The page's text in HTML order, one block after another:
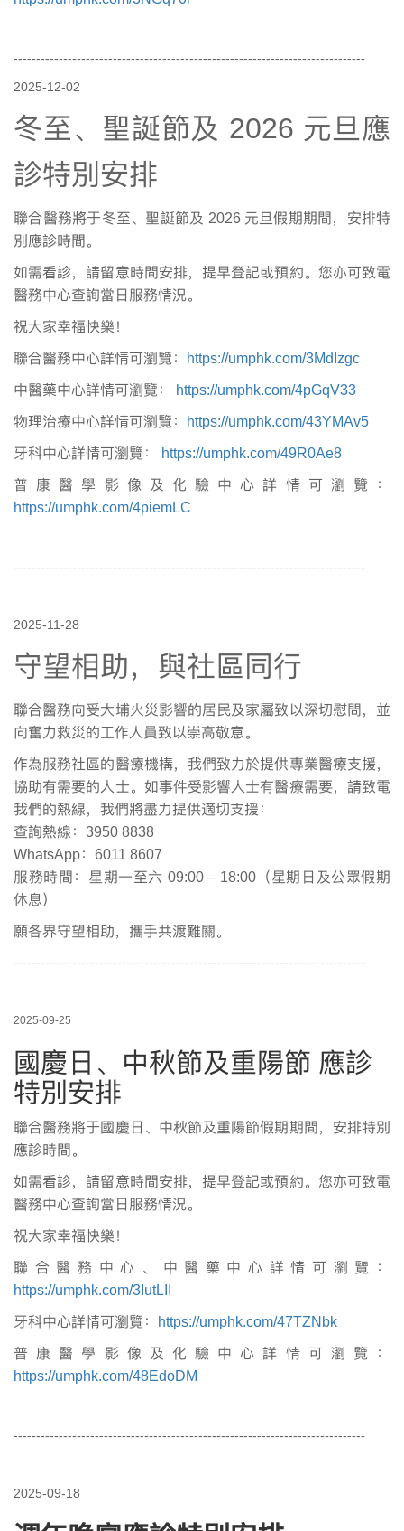
------------------------------------------------------------------------------
2025-12-02
冬至、聖誕節及 2026 元旦應
診特別安排
聯合醫務將于冬至、聖誕節及 2026 元旦假期期間，安排特
別應診時間。
如需看診，請留意時間安排，提早登記或預約。您亦可致電
醫務中心查詢當日服務情況。
祝大家幸福快樂！
聯合醫務中心詳情可瀏覽： https://umphk.com/3MdIzgc
中醫藥中心詳情可瀏覽： https://umphk.com/4pGqV33
物理治療中心詳情可瀏覽： https://umphk.com/43YMAv5
牙科中心詳情可瀏覽： https://umphk.com/49R0Ae8
普康醫學影像及化驗中心詳情可瀏覽：
https://umphk.com/4piemLC
------------------------------------------------------------------------------
2025-11-28
守望相助，與社區同行
聯合醫務向受大埔火災影響的居民及家屬致以深切慰問，並
向奮力救災的工作人員致以崇高敬意。
作為服務社區的醫療機構，我們致力於提供專業醫療支援，
協助有需要的人士。如事件受影響人士有醫療需要，請致電
我們的熱線，我們將盡力提供適切支援：
查詢熱線： 3950 8838
WhatsApp： 6011 8607
服務時間：星期一至六 09:00 – 18:00（星期日及公眾假期
休息）
願各界守望相助，攜手共渡難關。
------------------------------------------------------------------------------
2025-09-25
國慶日、中秋節及重陽節 應診
特別安排
聯合醫務將于國慶日、中秋節及重陽節假期期間，安排特別
應診時間。
如需看診，請留意時間安排，提早登記或預約。您亦可致電
醫務中心查詢當日服務情況。
祝大家幸福快樂！
聯合醫務中心、中醫藥中心詳情可瀏覽：
https://umphk.com/3IutLII
牙科中心詳情可瀏 覽： https://umphk.com/47TZNbk
普康醫學影像及化驗中心詳情可 瀏 覽：
https://umphk.com/48EdoDM
------------------------------------------------------------------------------
2025-09-18